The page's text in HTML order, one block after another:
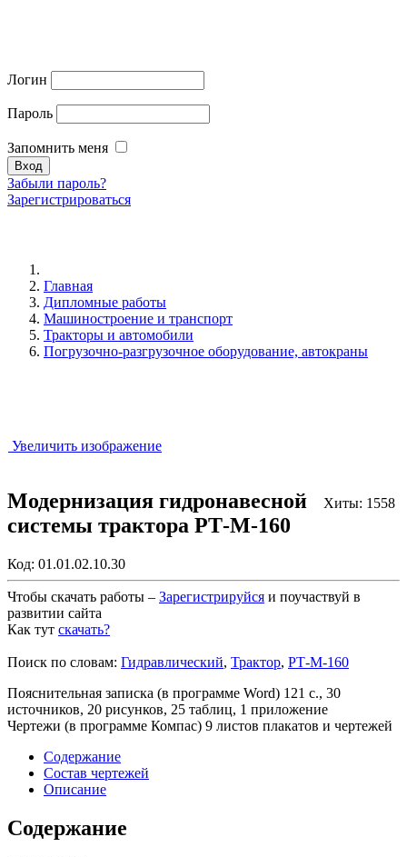
Логин
Пароль
Запомнить меня
Забыли пароль?
Зарегистрироваться
Главная
Дипломные работы
Машиностроение и транспорт
Тракторы и автомобили
Погрузочно-разгрузочное оборудование, автокраны
Увеличить изображение
Хиты: 1558
Модернизация гидронавесной
системы трактора РТ-М-160
Код: 01.01.02.10.30
Чтобы скачать работы – Зарегистрируйся и поучаствуй в
развитии сайта
Как тут скачать?
Поиск по словам: Гидравлический, Трактор, РТ-М-160
Пояснительная записка (в программе Word) 121 с., 30
источников, 20 рисунков, 25 таблиц, 1 приложение
Чертежи (в программе Компас) 9 листов плакатов и чертежей
Содержание
Состав чертежей
Описание
Содержание